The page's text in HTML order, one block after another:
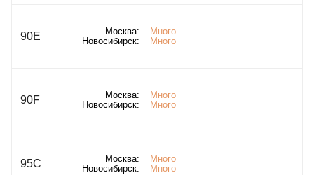
90E Москва:
Много
Новосибирск:
Много
90F Москва:
Много
Новосибирск:
Много
95C Москва:
Много
Новосибирск:
Много